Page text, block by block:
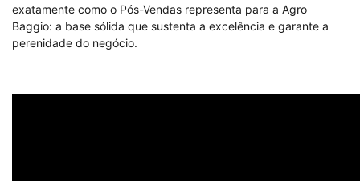
exatamente como o Pós-Vendas representa para a Agro
Baggio: a base sólida que sustenta a excelência e garante a
perenidade do negócio.